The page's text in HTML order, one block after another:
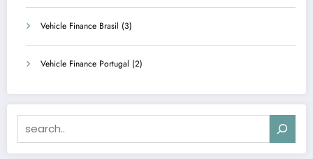
Vehicle Finance Brasil (3)
Vehicle Finance Portugal (2)